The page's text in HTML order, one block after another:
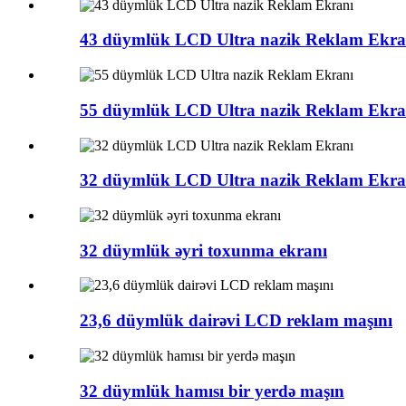
43 düymlük LCD Ultra nazik Reklam
55 düymlük LCD Ultra nazik Reklam
32 düymlük LCD Ultra nazik Reklam
32 düymlük əyri toxunma ekranı
23,6 düymlük dairəvi LCD reklam maşını
32 düymlük hamısı bir yerdə maşın